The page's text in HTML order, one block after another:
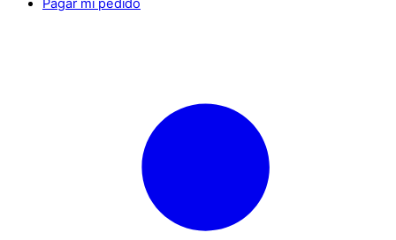
Pagar mi pedido